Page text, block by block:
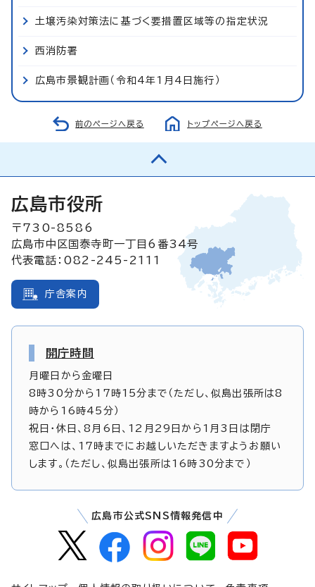
土壌汚染対策法に基づく要措置区域等の指定状況
西消防署
広島市景観計画（令和4年1月4日施行）
前のページへ戻る トップページへ戻る
広島市役所
〒730-8586
広島市中区国泰寺町一丁目6番34号
代表電話：082-245-2111
庁舎案内
開庁時間
月曜日から金曜日
8時30分から17時15分まで（ただし、似島出張所は8
時から16時45分）
祝日・休日、8月6日、12月29日から1月3日は閉庁
窓口へは、17時までにお越しいただきますようお願い
します。（ただし、似島出張所は16時30分まで）
広島市公式SNS情報発信中